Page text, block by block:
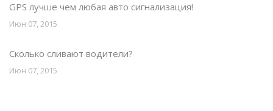
GPS лучше чем любая авто сигнализация!
Июн 07, 2015
Сколько сливают водители?
Июн 07, 2015